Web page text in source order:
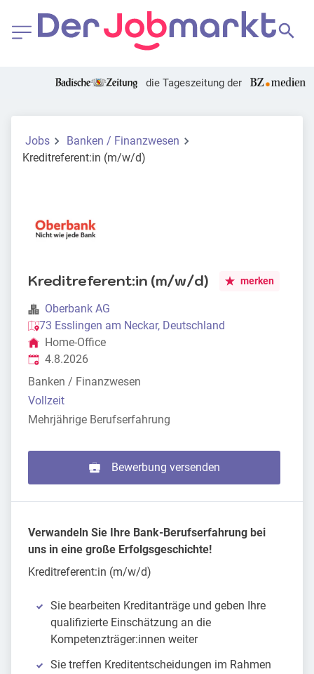
die Tageszeitung der
Jobs
Banken / Finanzwesen
Kreditreferent:in (m/w/d)
Kreditreferent:in (m/w/d) merken
Oberbank AG
73 Esslingen am Neckar, Deutschland
Home-Office
Veröffentlicht
4.8.2026
Banken / Finanzwesen
Vollzeit
Mehrjährige Berufserfahrung
Bewerbung versenden
Verwandeln Sie Ihre Bank-Berufserfahrung bei
uns in eine große Erfolgsgeschichte!
Kreditreferent:in (m/w/d)
Sie bearbeiten Kreditanträge und geben Ihre
qualifizierte Einschätzung an die
Kompetenzträger:innen weiter
Sie treffen Kreditentscheidungen im Rahmen